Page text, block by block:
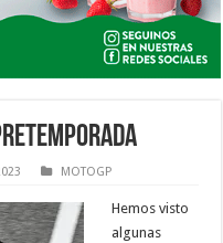
MOTOGP
Hemos visto
algunas